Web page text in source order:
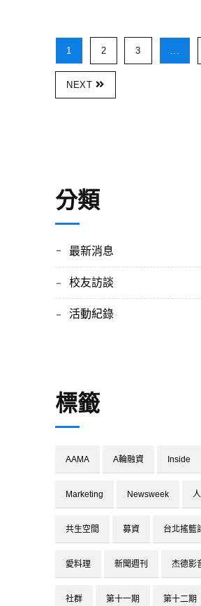
1 2 3
NEXT
分類
最新消息
校友訪談
活動紀錄
標籤
AAMA A輪融資 Inside
Marketing Newsweek
共生空間 募資 台北搖籃
愛料理 新聞週刊 杰德影
社群 第十一期 第十二期